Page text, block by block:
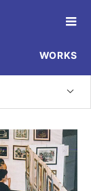
WORKS